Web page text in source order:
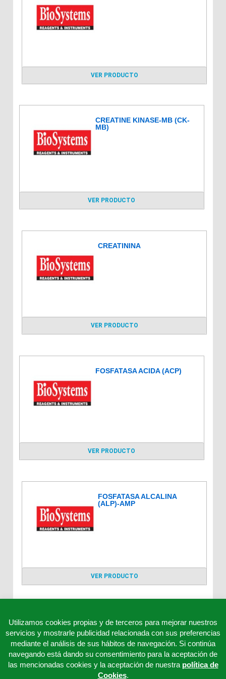
VER PRODUCTO
CREATINE KINASE-MB (CK-
MB)
VER PRODUCTO
CREATININA
VER PRODUCTO
FOSFATASA ACIDA (ACP)
VER PRODUCTO
FOSFATASA ALCALINA
(ALP)-AMP
VER PRODUCTO
Utilizamos cookies propias y de terceros para mejorar nuestros
servicios y mostrarle publicidad relacionada con sus preferencias
mediante el análisis de sus hábitos de navegación. Si continúa
navegando está dando su consentimiento para la aceptación de
las mencionadas cookies y la aceptación de nuestra política de
Cookies.